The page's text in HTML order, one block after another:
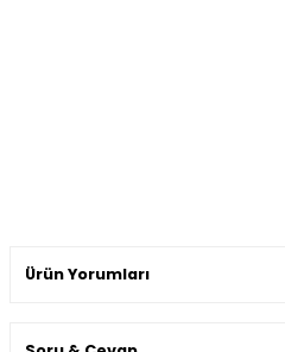
Ürün Yorumları